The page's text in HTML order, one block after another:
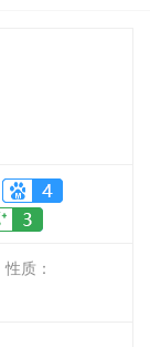
性质：